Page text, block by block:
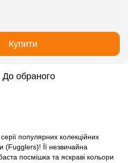
Купити
До обраного
популярних колекційних
(Fugglers)! Її незвичайна
посмішка та яскраві кольори